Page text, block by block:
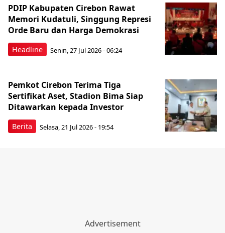
Headline
PDIP Kabupaten Cirebon Rawat
Memori Kudatuli, Singgung Represi
Orde Baru dan Harga Demokrasi
Senin, 27 Jul 2026 - 06:24
Berita
Pemkot Cirebon Terima Tiga
Sertifikat Aset, Stadion Bima Siap
Ditawarkan kepada Investor
Selasa, 21 Jul 2026 - 19:54